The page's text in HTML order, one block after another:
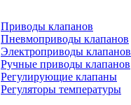
Приводы клапанов
Пневмоприводы клапанов
Электроприводы клапанов
Ручные приводы клапанов
Регулирующие клапаны
Регуляторы температуры